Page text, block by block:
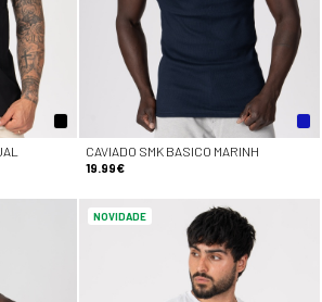
CAVIADO SMK BASICO MARINH
19.99€
NOVIDADE